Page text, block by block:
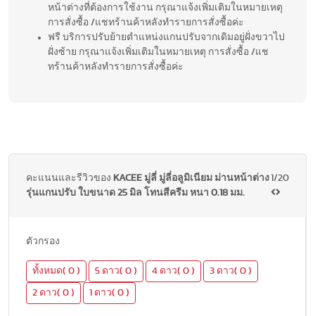
หน้าต่างที่ต้องการใช้งาน กรุณาแจ้งเพิ่มเติมในหมายเหตุ
การสั่งซื้อ /แชทร้านค้าหลังทำรายการสั่งซื้อค่ะ
ฟรี บริการปรับย้ายตำแหน่งแกนปรับจากเดิมอยู่ฝั่งขวาไป
ฝั่งซ้าย กรุณาแจ้งเพิ่มเติมในหมายเหตุ การสั่งซื้อ /แช
ทร้านค้าหลังทำรายการสั่งซื้อค่ะ
คะแนนและรีวิวของ KACEE มู่ลี่ มู่ลี่อลูมิเนียม ม่านหน้าต่าง
รุ่นแกนปรับ ใบขนาด 25 มิล โทนสีครีม หนา 0.18 มม.
1/20
ตัวกรอง
ทั้งหมด( 0 ) 5 ดาว( 0 ) 4 ดาว( 0 ) 3 ดาว( 0 )
2 ดาว( 0 ) 1 ดาว( 0 )